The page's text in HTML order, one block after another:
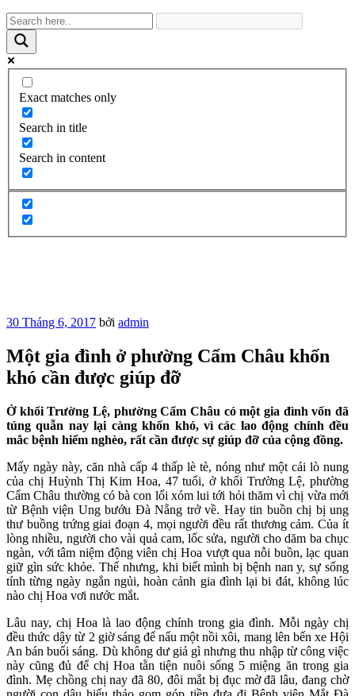
Exact matches only
Search in title
Search in content
Đăng
30 Tháng 6, 2017 bởi admin
Một gia đình ở phường Cẩm Châu khốn
khó cần được giúp đỡ
Ở khối Trường Lệ, phường Cẩm Châu có một gia đình vốn đã
túng quẫn nay lại càng khốn khó, vì các lao động chính đều
mắc bệnh hiểm nghèo, rất cần được sự giúp đỡ của cộng đồng.
Mấy ngày này, căn nhà cấp 4 thấp lè tè, nóng như một cái lò nung
của chị Huỳnh Thị Kim Hoa, 47 tuổi, ở khối Trường Lệ, phường
Cẩm Châu thường có bà con lối xóm lui tới hỏi thăm vì chị vừa mới
từ Bệnh viện Ung bướu Đà Nẵng trở về. Hay tin buồn chị bị ung
thư buồng trứng giai đoạn 4, mọi người đều rất thương cảm. Của ít
lòng nhiều, người cho vài quả cam, lốc sửa, người cho dăm ba chục
ngàn, với tâm niệm động viên chị Hoa vượt qua nỗi buồn, lạc quan
giữ gìn sức khỏe. Thế nhưng, khi biết mình bị bệnh nan y, sự sống
tính từng ngày ngắn ngủi, hoàn cảnh gia đình lại bi đát, không lúc
nào chị Hoa vơi nước mắt.
Lâu nay, chị Hoa là lao động chính trong gia đình. Mỗi ngày chị
đều thức dậy từ 2 giờ sáng để nấu một nồi xôi, mang lên bến xe Hội
An bán buổi sáng. Dù không dư giả gì nhưng thu nhập từ công việc
này cũng đủ để chị Hoa tằn tiện nuôi sống 5 miệng ăn trong gia
đình. Mẹ chồng chị nay đã 80, đôi mắt bị đục mờ đã lâu, đang chờ